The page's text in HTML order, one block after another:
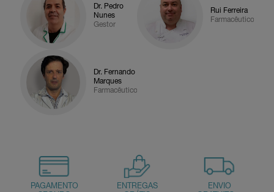
Dr. Pedro
Nunes
Gestor
Rui Ferreira
Farmacêutico
Dr. Fernando
Marques
Farmacêutico